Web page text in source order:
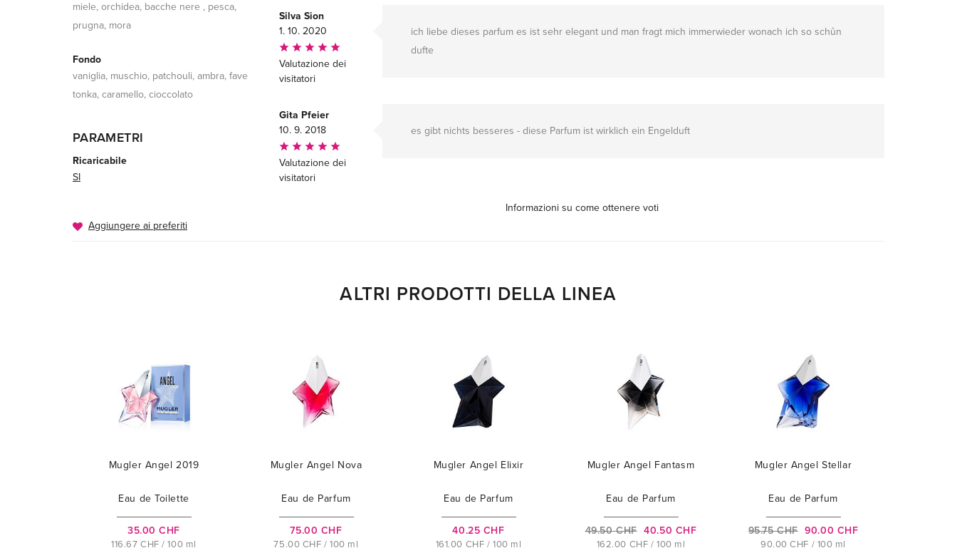
miele, orchidea, bacche nere , pesca,
prugna, mora
Fondo
vaniglia, muschio, patchouli, ambra, fave
tonka, caramello, cioccolato
PARAMETRI
Ricaricabile
SI
Aggiungere ai preferiti
Silva Sion
1. 10. 2020
Valutazione dei
visitatori
ich liebe dieses parfum es ist sehr elegant und man fragt mich immerwieder wonach ich so schůn
dufte
Gita Pfeier
10. 9. 2018
Valutazione dei
visitatori
es gibt nichts besseres - diese Parfum ist wirklich ein Engelduft
Informazioni su come ottenere voti
ALTRI PRODOTTI DELLA LINEA
Mugler Angel 2019
Eau de Toilette
35.00 CHF
116.67 CHF / 100 ml
Mugler Angel Nova
Eau de Parfum
75.00 CHF
75.00 CHF / 100 ml
Mugler Angel Elixir
Eau de Parfum
40.25 CHF
161.00 CHF / 100 ml
Mugler Angel Fantasm
Eau de Parfum
49.50 CHF 40.50 CHF
162.00 CHF / 100 ml
Mugler Angel Stellar
Eau de Parfum
95.75 CHF 90.00 CHF
90.00 CHF / 100 ml